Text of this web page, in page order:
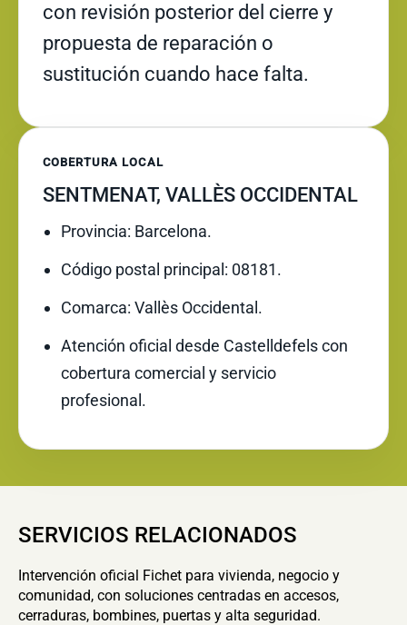
con revisión posterior del cierre y
propuesta de reparación o
sustitución cuando hace falta.
COBERTURA LOCAL
SENTMENAT, VALLÈS OCCIDENTAL
Provincia: Barcelona.
Código postal principal: 08181.
Comarca: Vallès Occidental.
Atención oficial desde Castelldefels con
cobertura comercial y servicio
profesional.
SERVICIOS RELACIONADOS
Intervención oficial Fichet para vivienda, negocio y
comunidad, con soluciones centradas en accesos,
cerraduras, bombines, puertas y alta seguridad.